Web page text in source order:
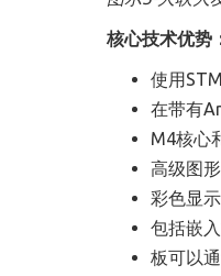
核心技术优势
使用
在带有
M4核心
高级图
彩色显
包括嵌
板可以